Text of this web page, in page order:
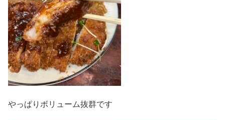
やっぱりボリューム抜群です